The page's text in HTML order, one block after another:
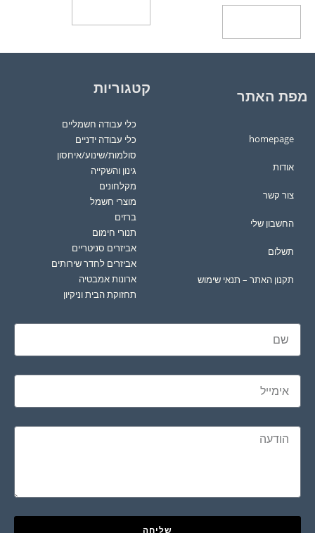
מפת האתר
homepage
אודות
צור קשר
החשבון שלי
תשלום
תקנון האתר – תנאי שימוש
קטגוריות
כלי עבודה חשמליים
כלי עבודה ידניים
סולמות/שינוע/איחסון
גינון והשקייה
מקלחונים
מוצרי חשמל
ברזים
תנורי חימום
אביזרים סניטריים
אביזרים לחדר שירותים
ארונות אמבטיה
תחזוקת הבית וניקיון
שליחה